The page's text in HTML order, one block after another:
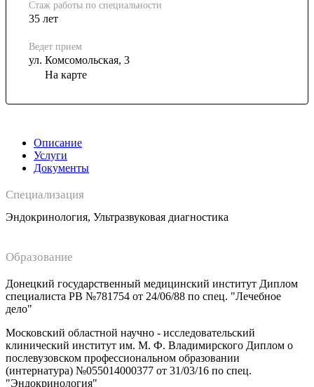
Стаж работы по специальности
35 лет
Ведет прием
ул. Комсомольская, 3
На карте
Описание
Услуги
Документы
Специализация
Эндокринология, Ультразвуковая диагностика
Образование
Донецкий государственный медицинский институт Диплом
специалиста РВ №781754 от 24/06/88 по спец. "Лечебное
дело"
Московский областной научно - исследовательский
клинический институт им. М. Ф. Владимирского Диплом о
послевузовском профессиональном образовании
(интернатура) №055014000377 от 31/03/16 по спец.
"Эндокринология"